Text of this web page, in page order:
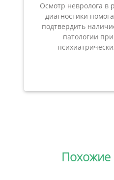
Осмотр невролога в
диагностики
подтвердить
патологии
Похожие